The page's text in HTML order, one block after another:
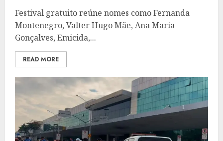
Festival gratuito reúne nomes como Fernanda
Montenegro, Valter Hugo Mãe, Ana Maria
Gonçalves, Emicida,...
READ MORE